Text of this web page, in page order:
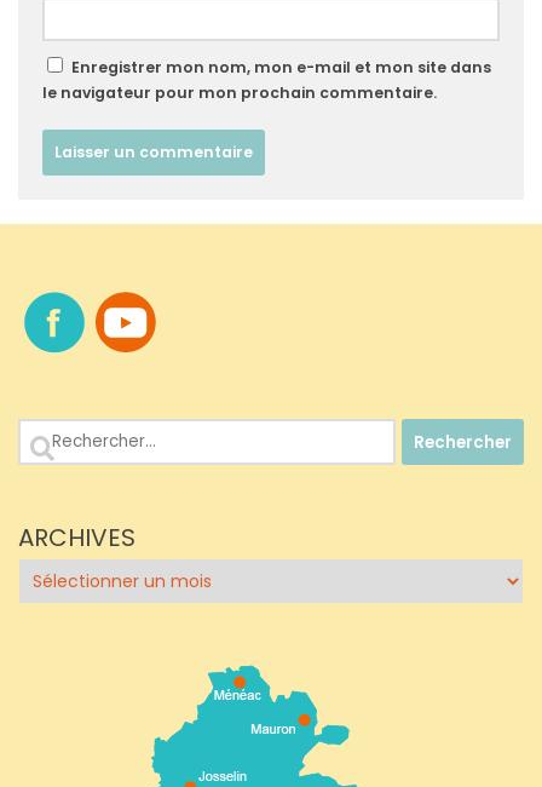
Enregistrer mon nom, mon e-mail et mon site dans
le navigateur pour mon prochain commentaire.
Rechercher :
ARCHIVES
Archives